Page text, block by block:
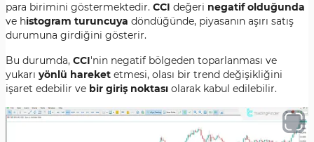
para birimini göstermektedir. CCI değeri negatif olduğunda
ve histogram turuncuya döndüğünde, piyasanın aşırı satış
durumuna girdiğini gösterir.
Bu durumda, CCI'nin negatif bölgeden toparlanması ve
yukarı yönlü hareket etmesi, olası bir trend değişikliğini
işaret edebilir ve bir giriş noktası olarak kabul edilebilir.